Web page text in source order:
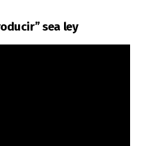
sea ley